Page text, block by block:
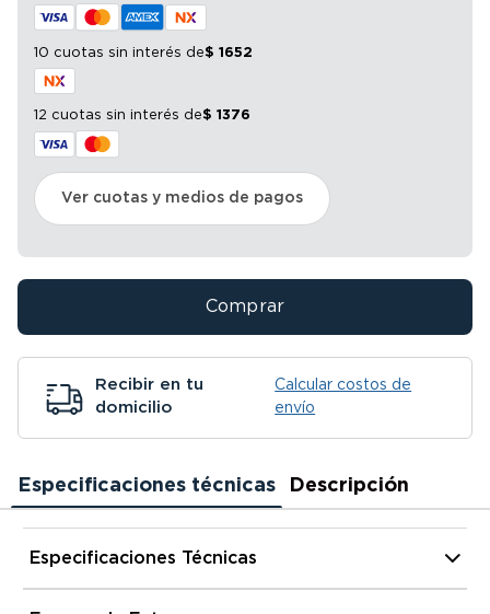
10 cuotas sin interés de$ 1652
12 cuotas sin interés de$ 1376
Ver cuotas y medios de pagos
Comprar
Recibir en tu
domicilio
Calcular costos de
envío
Especificaciones técnicas Descripción
Especificaciones Técnicas